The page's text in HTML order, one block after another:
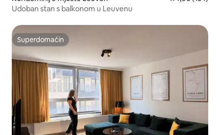
Udoban stan s balkonom u Leuvenu
Superdomaćin
Superdomaćin